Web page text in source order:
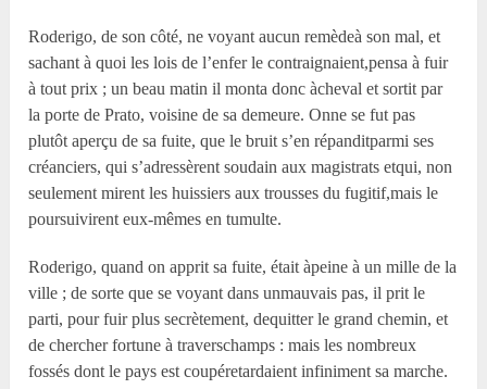
Roderigo, de son côté, ne voyant aucun remèdeà son mal, et
sachant à quoi les lois de l’enfer le contraignaient,pensa à fuir
à tout prix ; un beau matin il monta donc àcheval et sortit par
la porte de Prato, voisine de sa demeure. Onne se fut pas
plutôt aperçu de sa fuite, que le bruit s’en répanditparmi ses
créanciers, qui s’adressèrent soudain aux magistrats etqui, non
seulement mirent les huissiers aux trousses du fugitif,mais le
poursuivirent eux-mêmes en tumulte.
Roderigo, quand on apprit sa fuite, était àpeine à un mille de la
ville ; de sorte que se voyant dans unmauvais pas, il prit le
parti, pour fuir plus secrètement, dequitter le grand chemin, et
de chercher fortune à traverschamps : mais les nombreux
fossés dont le pays est coupéretardaient infiniment sa marche.